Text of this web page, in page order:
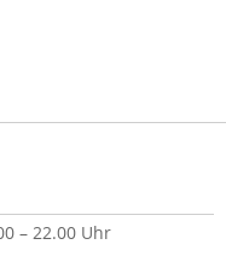
– 22.00 Uhr